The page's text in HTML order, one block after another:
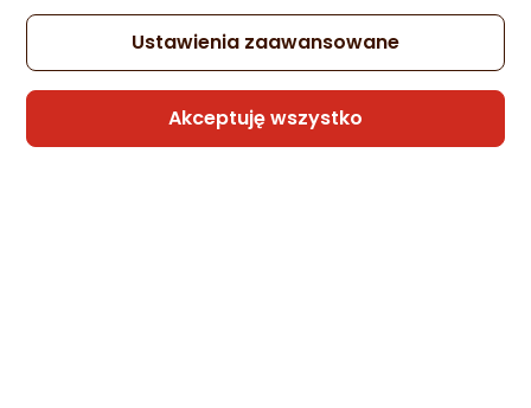
Ustawienia zaawansowane
Akceptuję wszystko